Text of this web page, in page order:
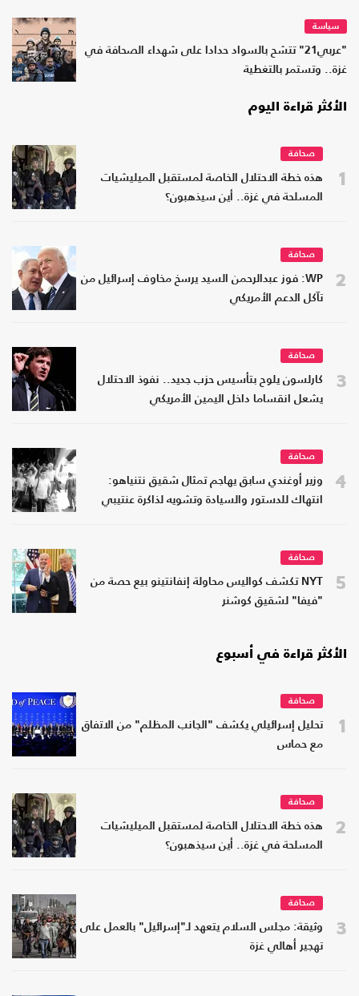
سياسة
"عربي21" تتشح بالسواد حدادا على شهداء الصحافة في
غزة.. وتستمر بالتغطية
الأكثر قراءة اليوم
1
صحافة
هذه خطة الاحتلال الخاصة لمستقبل الميليشيات
المسلحة في غزة.. أين سيذهبون؟
2
صحافة
WP: فوز عبدالرحمن السيد يرسخ مخاوف إسرائيل من
تآكل الدعم الأمريكي
3
صحافة
كارلسون يلوح بتأسيس حزب جديد.. نفوذ الاحتلال
يشعل انقساما داخل اليمين الأمريكي
4
صحافة
وزير أوغندي سابق يهاجم تمثال شقيق نتنياهو:
انتهاك للدستور والسيادة وتشويه لذاكرة عنتيبي
5
صحافة
NYT تكشف كواليس محاولة إنفانتينو بيع حصة من
"فيفا" لشقيق كوشنر
الأكثر قراءة في أسبوع
1
صحافة
تحليل إسرائيلي يكشف "الجانب المظلم" من الاتفاق
مع حماس
2
صحافة
هذه خطة الاحتلال الخاصة لمستقبل الميليشيات
المسلحة في غزة.. أين سيذهبون؟
3
صحافة
وثيقة: مجلس السلام يتعهد لـ"إسرائيل" بالعمل على
تهجير أهالي غزة